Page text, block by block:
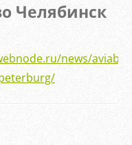
Челябинск
news/